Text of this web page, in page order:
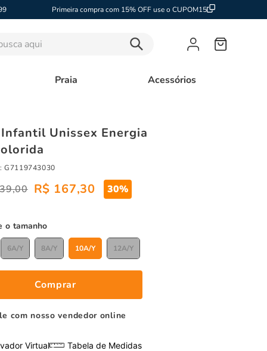
Primeira compra com 15% OFF use o CUPOM15
Praia Acessórios
Unissex Energia
:G7119743030
,00 R$ 167,30 30%
tamanho
6A/Y 8A/Y 10A/Y 12A/Y
Comprar
com nosso vendedor online
Virtual Tabela de Medidas